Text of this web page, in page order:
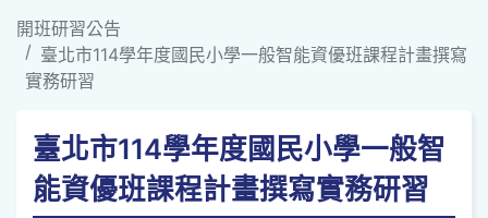
開班研習公告
臺北市114學年度國民小學一般智能資優班課程計畫撰寫
實務研習
臺北市114學年度國民小學一般智
能資優班課程計畫撰寫實務研習